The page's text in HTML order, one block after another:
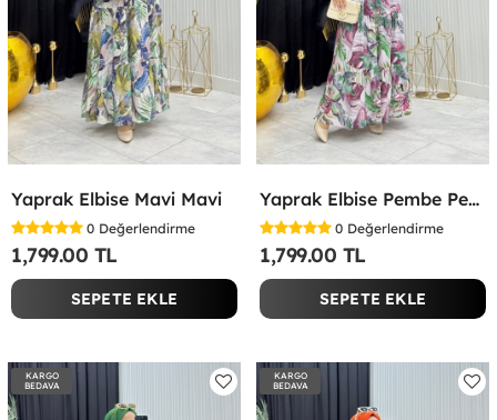
Yaprak Elbise Mavi Mavi
0 Değerlendirme
1,799.00 TL
SEPETE EKLE
Yaprak Elbise Pembe Pembe
0 Değerlendirme
1,799.00 TL
SEPETE EKLE
KARGO
BEDAVA
KARGO
BEDAVA